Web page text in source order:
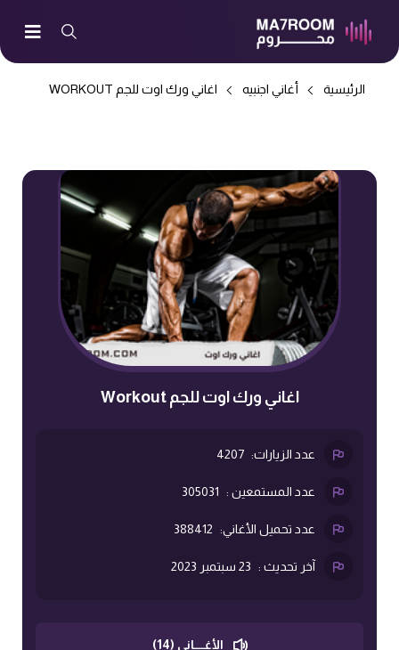
الرئيسية أغاني اجنبيه اغاني ورك اوت للجم WORKOUT
اغاني ورك اوت للجم Workout
عدد الزيارات: 4207
عدد المستمعين : 305031
عدد تحميل الأغاني: 388412
آخر تحديث : 23 سبتمبر 2023
الأغــــاني (14)